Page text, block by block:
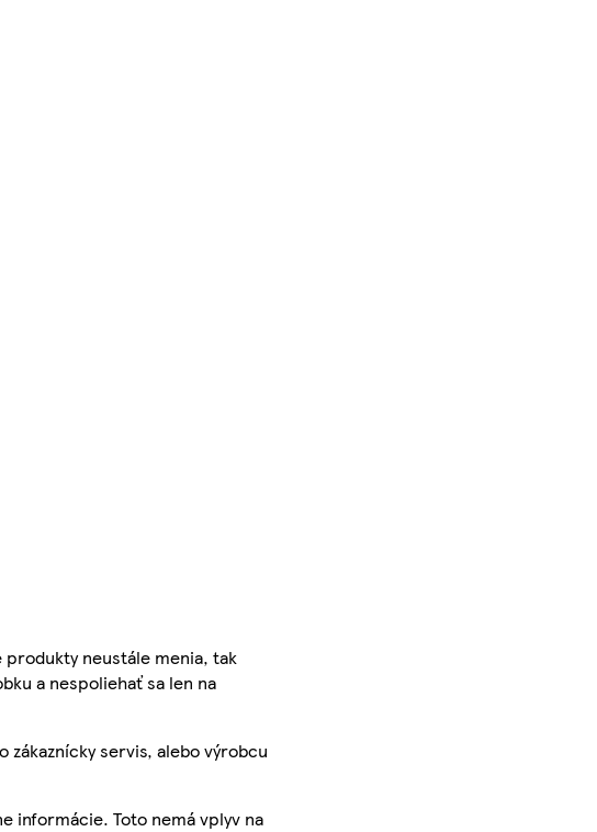
neustále menia, tak
a nespoliehať sa len na
zákaznícky servis, alebo výrobcu
informácie. Toto nemá vplyv na